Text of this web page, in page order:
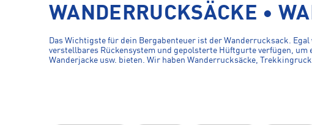
WANDERRUCKSÄCKE •
Das Wichtigste für dein Bergabenteuer ist der Wanderrucksack.
verstellbares Rückensystem und gepolsterte Hüftgurte verfügen,
Wanderjacke usw. bieten. Wir haben Wanderrucksäcke,